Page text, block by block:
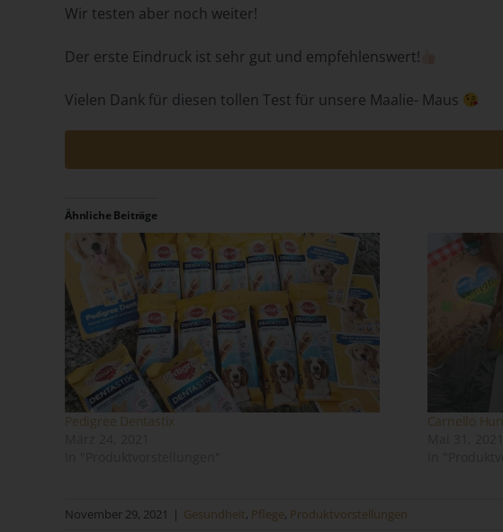
Wir testen aber noch weiter!
Der erste Eindruck ist sehr gut und empfehlenswert!
Vielen Dank für diesen tollen Test für unsere Maalie- Maus
Ähnliche Beiträge
Pedigree Dentastix
Carnello
November 29, 2021 | Gesundheit, Pflege, Produktvorstellungen
offengelegt
Dritten
bestimmten
Recht der
Dritter ist
oder andere
unter der
Einwilligung
bestimmten